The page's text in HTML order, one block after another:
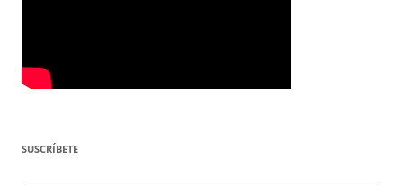
SUSCRÍBETE